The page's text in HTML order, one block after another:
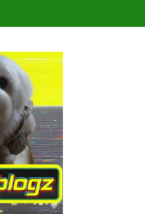
Hermes One Quick Start
Hermes One Quick Start